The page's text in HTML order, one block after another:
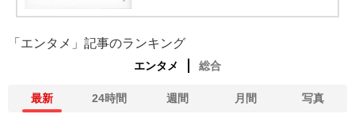
「エンタメ」記事のランキング
エンタメ 総合
最新 24時間 週間 月間 写真